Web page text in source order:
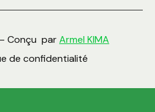
Conçu parArmel KIMA
de confidentialité